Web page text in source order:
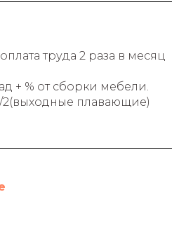
труда 2 раза в месяц
+ % от сборки мебели.
2(выходные плавающие)